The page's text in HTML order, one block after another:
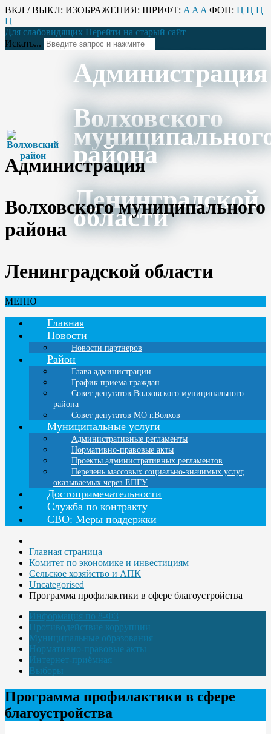
ВКЛ / ВЫКЛ: ИЗОБРАЖЕНИЯ: ШРИФТ: A A A ФОН: Ц Ц Ц
Ц
Для слабовидящих Перейти на старый сайт
Искать...
Администрация
Волховского
района
Ленинградской
области
Администрация
Волховского муниципального
района
Ленинградской области
МЕНЮ
Главная
Новости
Новости партнеров
Район
Глава администрации
График приема граждан
Совет депутатов Волховского муниципального
района
Совет депутатов МО г.Волхов
Муниципальные услуги
Административные регламенты
Нормативно-правовые акты
Проекты административных регламентов
Перечень массовых социально-значимых услуг,
оказываемых через ЕПГУ
Достопримечательности
Служба по контракту
СВО: Меры поддержки
Главная страница
Комитет по экономике и инвестициям
Сельское хозяйство и АПК
Uncategorised
Программа профилактики в сфере благоустройства
Информация по 8-ФЗ
Противодействие коррупции
Муниципальные образования
Нормативно-правовые акты
Интернет-приёмная
Выборы
Программа профилактики в сфере
благоустройства